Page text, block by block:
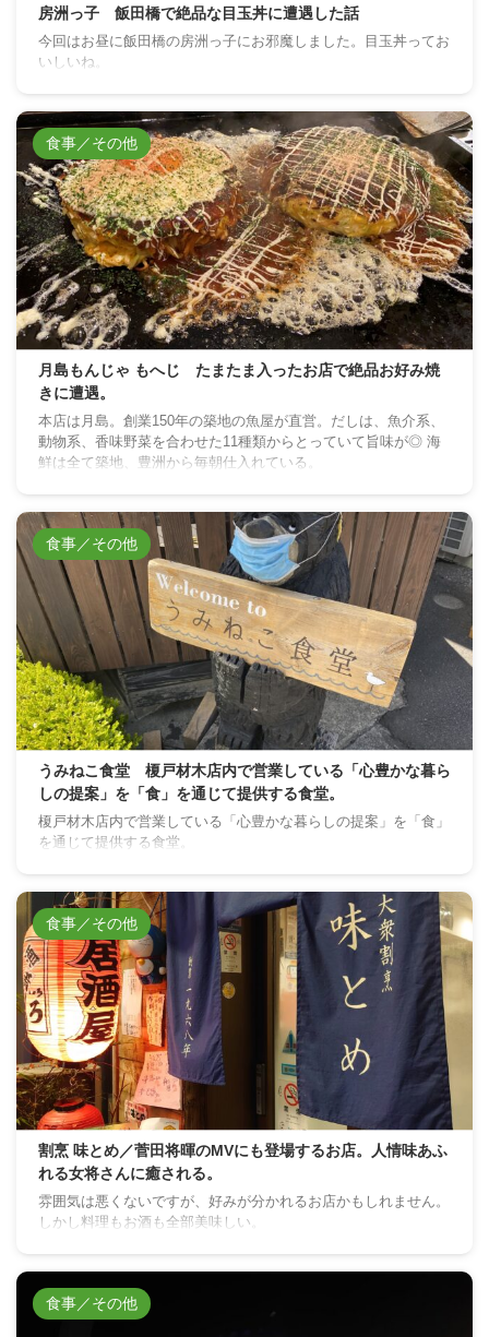
房洲っ子 飯田橋で絶品な目玉丼に遭遇した話
今回はお昼に飯田橋の房洲っ子にお邪魔しました。目玉丼ってお
いしいね。
食事／その他
月島もんじゃ もへじ たまたま入ったお店で絶品お好み焼
きに遭遇。
本店は月島。創業150年の築地の魚屋が直営。だしは、魚介系、
動物系、香味野菜を合わせた11種類からとっていて旨味が◎ 海
鮮は全て築地、豊洲から毎朝仕入れている。
食事／その他
うみねこ食堂 榎戸材木店内で営業している「心豊かな暮ら
しの提案」を「食」を通じて提供する食堂。
榎戸材木店内で営業している「心豊かな暮らしの提案」を「食」
を通じて提供する食堂。
食事／その他
割烹 味とめ／菅田将暉のMVにも登場するお店。人情味あふ
れる女将さんに癒される。
雰囲気は悪くないですが、好みが分かれるお店かもしれません。
しかし料理もお酒も全部美味しい。
食事／その他